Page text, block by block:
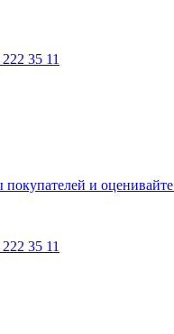
35 11
35 11